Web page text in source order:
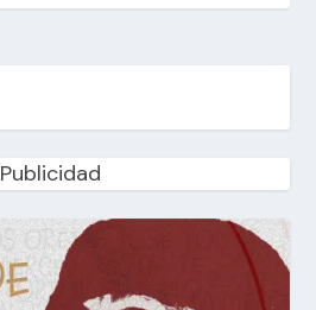
Publicidad